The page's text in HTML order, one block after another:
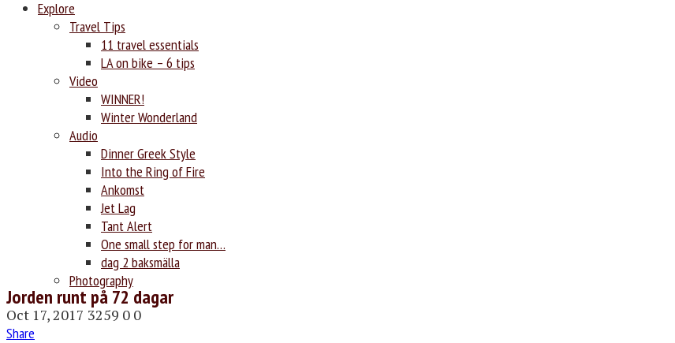
Explore
Travel Tips
11 travel essentials
LA on bike – 6 tips
Video
WINNER!
Winter Wonderland
Audio
Dinner Greek Style
Into the Ring of Fire
Ankomst
Jet Lag
Tant Alert
One small step for man…
dag 2 baksmälla
Photography
Jorden runt på 72 dagar
Oct 17, 2017 3259 0 0
Share